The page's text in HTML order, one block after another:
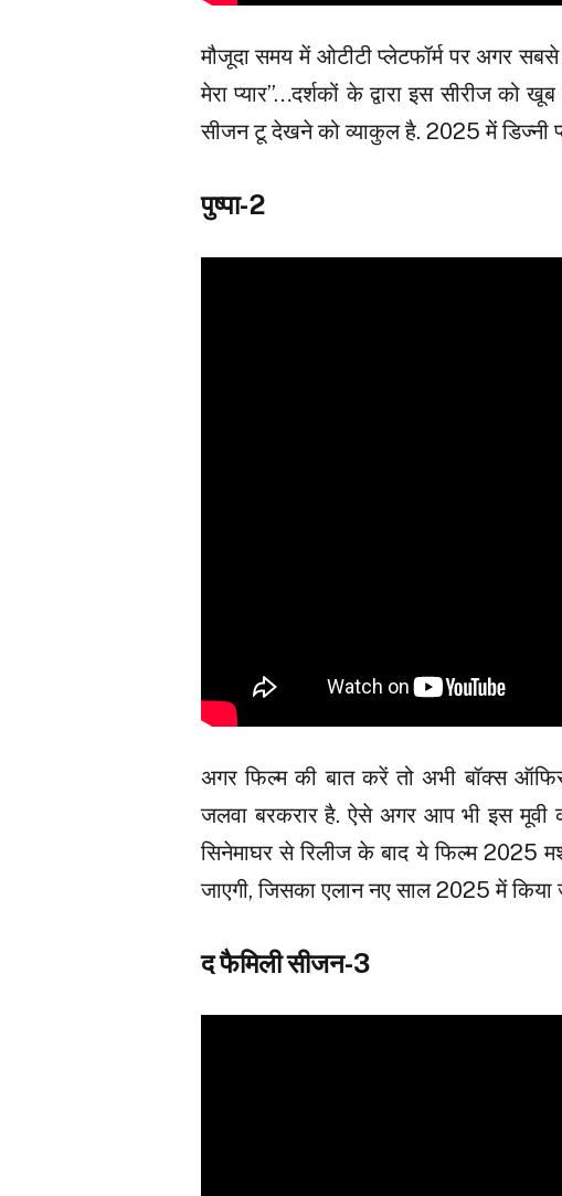
मौजूदा समय में ओटीटी प्लेटफॉर्म पर अगर सबसे
मेरा प्यार”…दर्शकों के द्वारा इस सीरीज को
सीजन टू देखने को व्याकुल है. 2025 में डिज्नी
पुष्पा-2
अगर फिल्म की बात करें तो अभी बॉक्स
जलवा बरकरार है. ऐसे अगर आप भी इस मूवी
सिनेमाघर से रिलीज के बाद ये फिल्म 2025
जाएगी, जिसका एलान नए साल 2025 में किया
द फैमिली सीजन-3